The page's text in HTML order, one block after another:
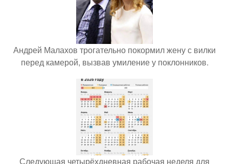
Андрей Малахов трогательно покормил жену с вилки
перед камерой, вызвав умиление у поклонников.
Следующая четырёхдневная рабочая неделя для